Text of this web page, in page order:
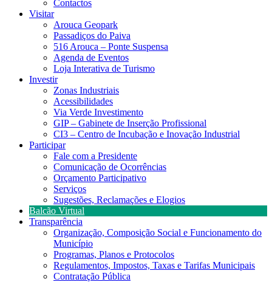
Contactos
Visitar
Arouca Geopark
Passadiços do Paiva
516 Arouca – Ponte Suspensa
Agenda de Eventos
Loja Interativa de Turismo
Investir
Zonas Industriais
Acessibilidades
Via Verde Investimento
GIP – Gabinete de Inserção Profissional
CI3 – Centro de Incubação e Inovação Industrial
Participar
Fale com a Presidente
Comunicação de Ocorrências
Orçamento Participativo
Serviços
Sugestões, Reclamações e Elogios
Balcão Virtual
Transparência
Organização, Composição Social e Funcionamento do
Município
Programas, Planos e Protocolos
Regulamentos, Impostos, Taxas e Tarifas Municipais
Contratação Pública